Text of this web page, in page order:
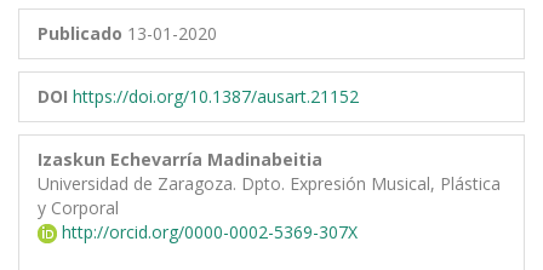
Publicado 13-01-2020
DOI https://doi.org/10.1387/ausart.21152
Izaskun Echevarría Madinabeitia
Universidad de Zaragoza. Dpto. Expresión Musical, Plástica
y Corporal
http://orcid.org/0000-0002-5369-307X